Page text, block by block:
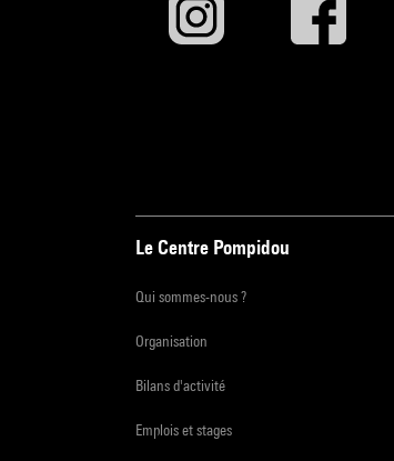
Le Centre Pompidou
Qui sommes-nous ?
Organisation
Bilans d'activité
Emplois et stages